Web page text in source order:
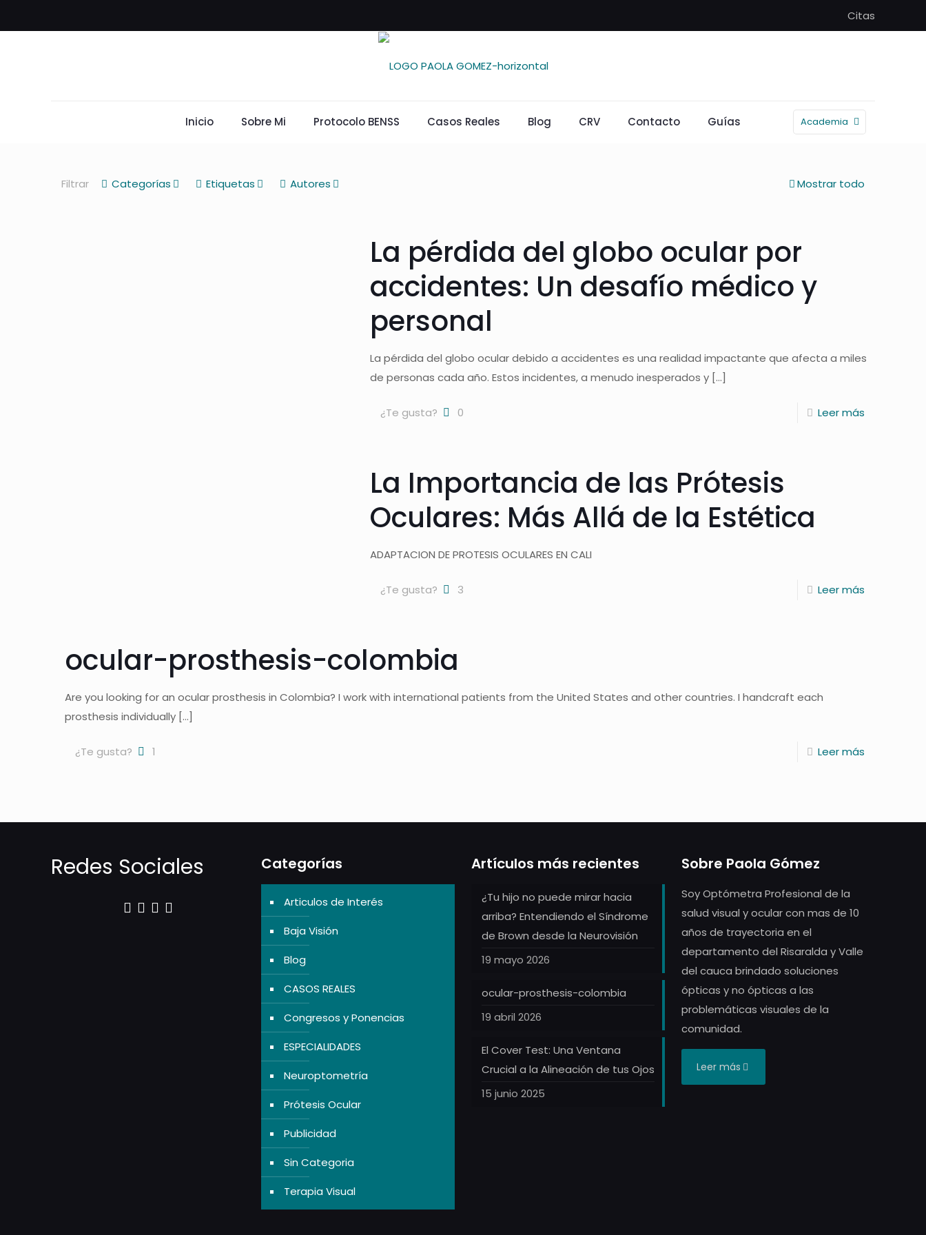
Citas
Inicio Sobre Mi Protocolo BENSS Casos Reales Blog CRV Contacto Guías Academia
Filtrar Categorías Etiquetas Autores Mostrar todo
La pérdida del globo ocular por
accidentes: Un desafío médico y
personal
La pérdida del globo ocular debido a accidentes es una realidad impactante que afecta a miles
de personas cada año. Estos incidentes, a menudo inesperados y[…]
¿Te gusta? 0 Leer más
La Importancia de las Prótesis
Oculares: Más Allá de la Estética
ADAPTACION DE PROTESIS OCULARES EN CALI
¿Te gusta? 3 Leer más
ocular-prosthesis-colombia
Are you looking for an ocular prosthesis in Colombia? I work with international patients from the United States and other countries. I handcraft each
prosthesis individually […]
¿Te gusta? 1 Leer más
Redes Sociales Categorías
Articulos de Interés
Baja Visión
Blog
CASOS REALES
Congresos y Ponencias
ESPECIALIDADES
Neuroptometría
Prótesis Ocular
Publicidad
Sin Categoria
Terapia Visual
Artículos más recientes
¿Tu hijo no puede mirar hacia
arriba? Entendiendo el Síndrome
de Brown desde la Neurovisión
19 mayo 2026
ocular-prosthesis-colombia
19 abril 2026
El Cover Test: Una Ventana
Crucial a la Alineación de tus Ojos
15 junio 2025
Sobre Paola Gómez
Soy Optómetra Profesional de la
salud visual y ocular con mas de 10
años de trayectoria en el
departamento del Risaralda y Valle
del cauca brindado soluciones
ópticas y no ópticas a las
problemáticas visuales de la
comunidad.
Leer más